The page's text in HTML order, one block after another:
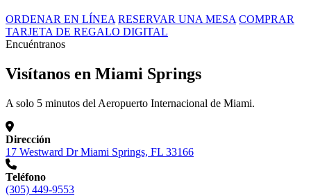
ORDENAR EN LÍNEA RESERVAR UNA MESA COMPRAR
TARJETA DE REGALO DIGITAL
Encuéntranos
Visítanos en Miami Springs
A solo 5 minutos del Aeropuerto Internacional de Miami.
Dirección
17 Westward Dr Miami Springs, FL 33166
Teléfono
(305) 449-9553